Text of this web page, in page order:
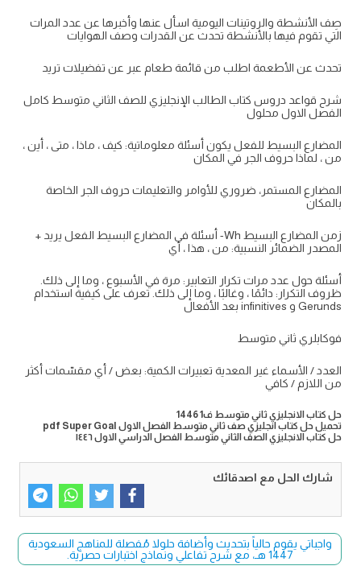
صِف الأنشطة والروتينات اليومية اسأل عنها وأخبرها عن عدد المرات
التي تقوم فيها بالأنشطة تحدث عن القدرات وصف الهوايات
تحدث عن الأطعمة اطلب من قائمة طعام عبر عن تفضيلات تريد
شرح قواعد دروس كتاب الطالب الإنجليزي للصف الثاني متوسط كامل
الفصل الاول محلول
المضارع البسيط للفعل يكون أسئلة معلوماتية: كيف ، ماذا ، متى ، أين ،
من ، لماذا حروف الجر في المكان
المضارع المستمر، ضروري للأوامر والتعليمات حروف الجر الخاصة
بالمكان
زمن المضارع البسيط Wh- أسئلة في المضارع البسيط الفعل يريد +
المصدر الضمائر النسبية: من ، هذا ، أي
أسئلة حول عدد مرات تكرار التعابير: مرة في الأسبوع ، وما إلى ذلك.
ظروف التكرار: دائمًا ، وغالبًا ، وما إلى ذلك. تعرف على كيفية استخدام
Gerunds و infinitives بعد الأفعال
فوكابلري ثاني متوسط
العدد / الأسماء غير المعدية تعبيرات الكمية: بعض / أي مقسّمات أكثر
من اللازم / كافي
حل كتاب الانجليزي ثاني متوسط ف1 1446
تحميل حل كتاب انجليزي صف ثاني متوسط الفصل الاول pdf Super Goal
حل كتاب الانجليزي الصف الثاني متوسط الفصل الدراسي الاول ١٤٤٦
شارك الحل مع اصدقائك
واجباتي يقوم حالياً بتحديث وأضافة حلولا مُفصلة للمناهج السعودية
1447 هـ، مع شرح تفاعلي ونماذج اختبارات حصرية.